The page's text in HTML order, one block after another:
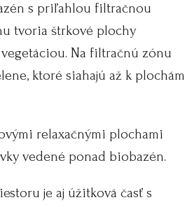
s priľahlou filtračnou
tvoria štrkové plochy
Na filtračnú zónu
ktoré siahajú až k plochám
relaxačnými plochami
vedené ponad biobazén.
je aj úžitková časť s